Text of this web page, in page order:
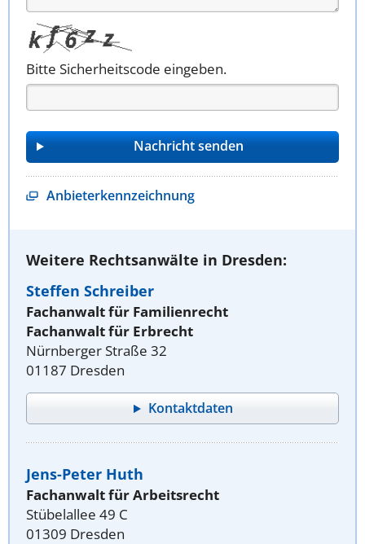
Bitte Sicherheitscode eingeben.
Anbieterkennzeichnung
Weitere Rechtsanwälte in Dresden:
Steffen Schreiber
Fachanwalt für Familienrecht
Fachanwalt für Erbrecht
Nürnberger Straße 32
01187 Dresden
Kontaktdaten
Jens-Peter Huth
Fachanwalt für Arbeitsrecht
Stübelallee 49 C
01309 Dresden